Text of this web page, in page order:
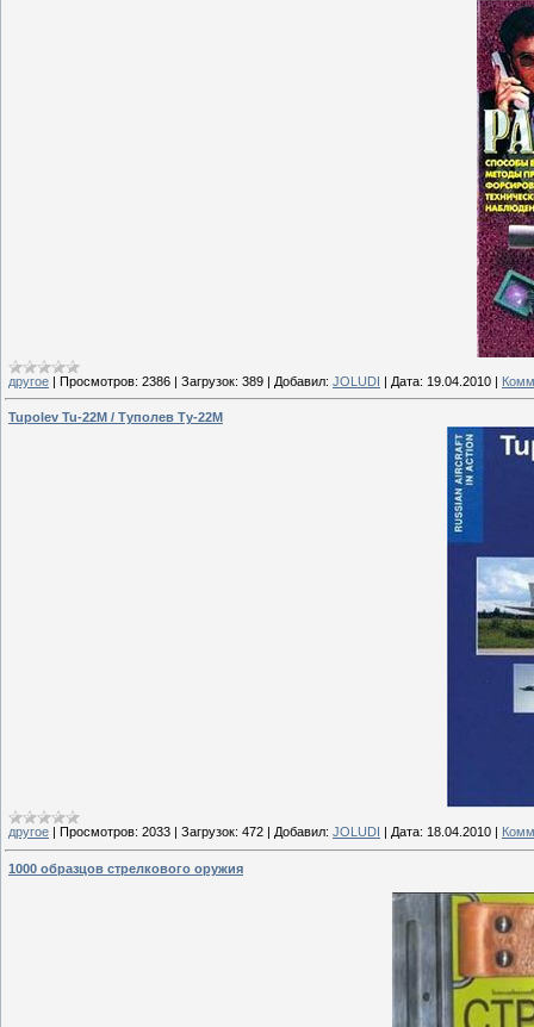
другое | Просмотров: 2386 | Загрузок: 389 | Добавил: JOLUDI | Дата: 19.04.2010 |
Tupolev Tu-22M / Туполев Ту-22М
другое | Просмотров: 2033 | Загрузок: 472 | Добавил: JOLUDI | Дата: 18.04.2010 |
1000 образцов стрелкового оружия